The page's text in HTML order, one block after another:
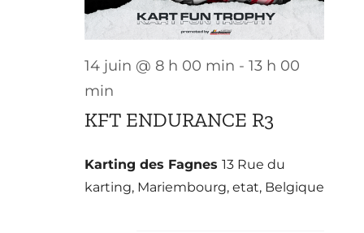
14 juin @ 8 h 00 min - 13 h 00
min
KFT ENDURANCE R3
Karting des Fagnes 13 Rue du
karting, Mariembourg, etat, Belgique